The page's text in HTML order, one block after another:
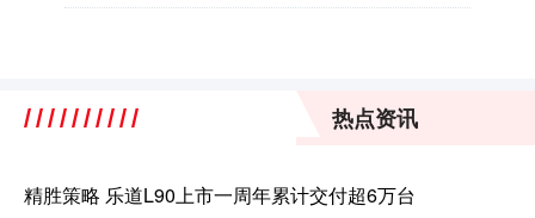
热点资讯
精胜策略 乐道L90上市一周年累计交付超6万台